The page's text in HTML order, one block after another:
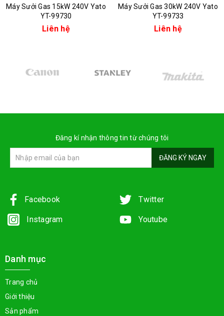
Máy Sưởi Gas 15kW 240V Yato
YT-99730
Liên hệ
Máy Sưởi Gas 30kW 240V Yato
YT-99733
Liên hệ
Đăng kí nhận thông tin từ chúng tôi
ĐĂNG KÝ NGAY
Facebook Twitter
Instagram Youtube
Danh mục
Trang chủ
Giới thiệu
Sản phẩm